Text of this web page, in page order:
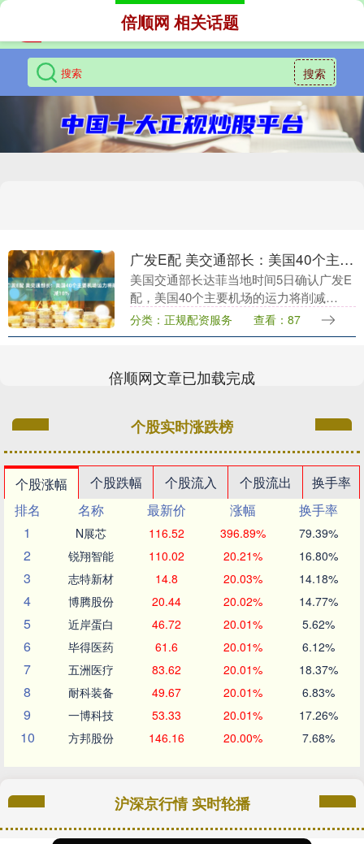
搜索
倍顺网 相关话题
广发E配 美交通部长：美国40个主要机场运力将削减10%
美国交通部长达菲当地时间5日确认广发E
配，美国40个主要机场的运力将削减
10%。达菲此前警告称，若政府“停摆”持
续，交通部可能被迫关闭部分空域，以应
分类：正规配资服务 查看：87
倍顺网文章已加载完成
个股实时涨跌榜
个股涨幅 个股跌幅 个股流入 个股流出
换手率
排名
名称 最新价 涨幅
换手率
1
N展芯 116.52 396.89% 79.39%
2 锐翔智能 110.02 20.21% 16.80%
3 志特新材 14.8 20.03% 14.18%
4 博腾股份 20.44 20.02% 14.77%
5 近岸蛋白 46.72 20.01% 5.62%
6 毕得医药 61.6 20.01% 6.12%
7 五洲医疗 83.62 20.01% 18.37%
8 耐科装备 49.67 20.01% 6.83%
9 一博科技 53.33 20.01% 17.26%
10 方邦股份 146.16 20.00% 7.68%
沪深京行情 实时轮播